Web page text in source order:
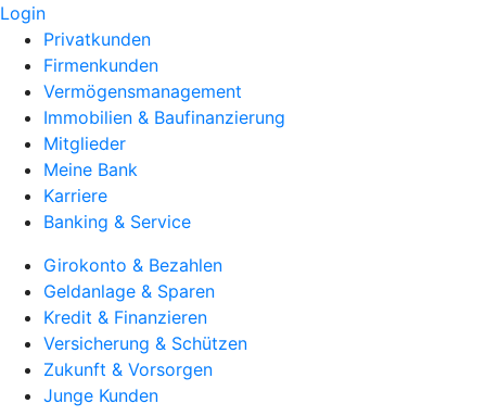
Login
Privatkunden
Firmenkunden
Vermögensmanagement
Immobilien & Baufinanzierung
Mitglieder
Meine Bank
Karriere
Banking & Service
Girokonto & Bezahlen
Geldanlage & Sparen
Kredit & Finanzieren
Versicherung & Schützen
Zukunft & Vorsorgen
Junge Kunden